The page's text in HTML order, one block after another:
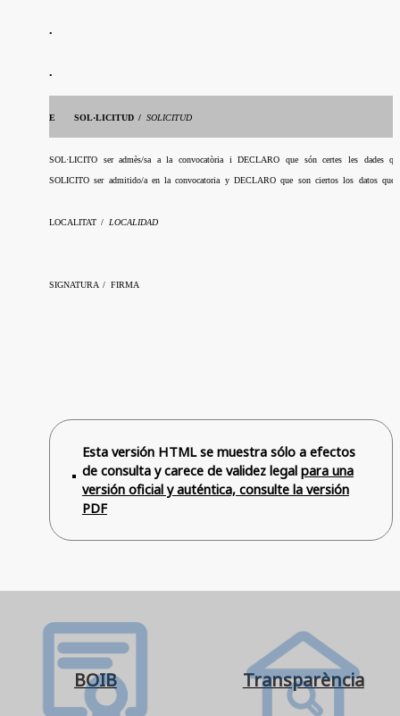
•
•
E SOL·LICITUD / SOLICITUD
SOL·LICITO ser admès/sa a la convocatòria i DECLARO que són certes les dades
SOLICITO ser admitido/a en la convocatoria y DECLARO que son ciertos los datos
LOCALITAT / LOCALIDAD
SIGNATURA / FIRMA
Esta versión HTML se muestra sólo a efectos
de consulta y carece de validez legal para una
versión oficial y auténtica, consulte la versión
PDF
BOIB Transparència